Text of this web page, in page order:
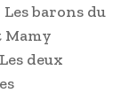
barons du
Mamy
deux